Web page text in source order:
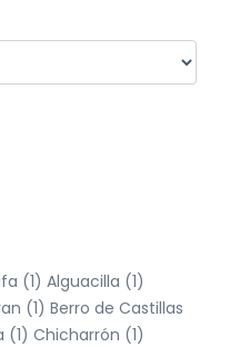
(1) Alguacilla (1)
(1) Berro de Castillas
(1) Chicharrón (1)